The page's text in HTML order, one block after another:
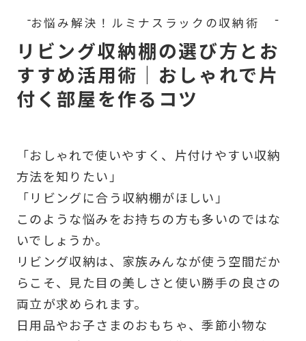
リビング収納棚の選び方とお
すすめ活用術｜おしゃれで片
付く部屋を作るコツ
「おしゃれで使いやすく、片付けやすい収納
方法を知りたい」
「リビングに合う収納棚がほしい」
このような悩みをお持ちの方も多いのではな
いでしょうか。
リビング収納は、家族みんなが使う空間だか
らこそ、見た目の美しさと使い勝手の良さの
両立が求められます。
日用品やお子さまのおもちゃ、季節小物な